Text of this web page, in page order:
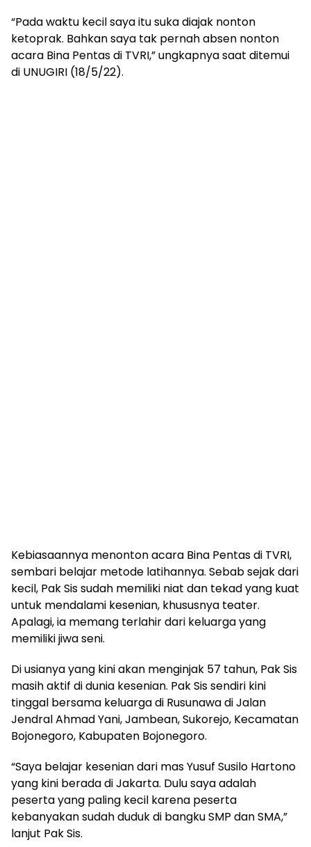
“Pada waktu kecil saya itu suka diajak nonton
ketoprak. Bahkan saya tak pernah absen nonton
acara Bina Pentas di TVRI,” ungkapnya saat ditemui
di UNUGIRI (18/5/22).
Kebiasaannya menonton acara Bina Pentas di TVRI,
sembari belajar metode latihannya. Sebab sejak dari
kecil, Pak Sis sudah memiliki niat dan tekad yang kuat
untuk mendalami kesenian, khususnya teater.
Apalagi, ia memang terlahir dari keluarga yang
memiliki jiwa seni.
Di usianya yang kini akan menginjak 57 tahun, Pak Sis
masih aktif di dunia kesenian. Pak Sis sendiri kini
tinggal bersama keluarga di Rusunawa di Jalan
Jendral Ahmad Yani, Jambean, Sukorejo, Kecamatan
Bojonegoro, Kabupaten Bojonegoro.
“Saya belajar kesenian dari mas Yusuf Susilo Hartono
yang kini berada di Jakarta. Dulu saya adalah
peserta yang paling kecil karena peserta
kebanyakan sudah duduk di bangku SMP dan SMA,”
lanjut Pak Sis.